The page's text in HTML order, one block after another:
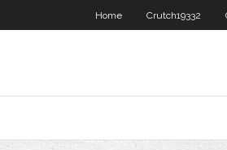
Home Crutch19332